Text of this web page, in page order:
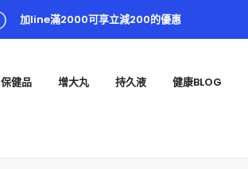
加line滿2000可享立減200的優惠
保健品 增大丸 持久液 健康BLOG